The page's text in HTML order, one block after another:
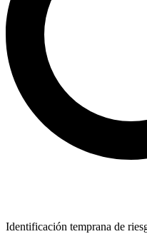
Identificación temprana de